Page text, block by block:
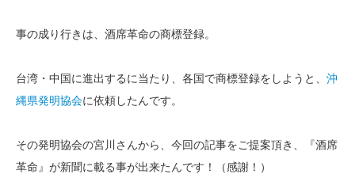
事の成り行きは、酒席革命の商標登録。
台湾・中国に進出するに当たり、各国で商標登録をしようと、 沖
縄県発明協会に依頼したんです。
その発明協会の宮川さんから、今回の記事をご提案頂き、『酒席
革命』が新聞に載る事が出来たんです！（感謝！）